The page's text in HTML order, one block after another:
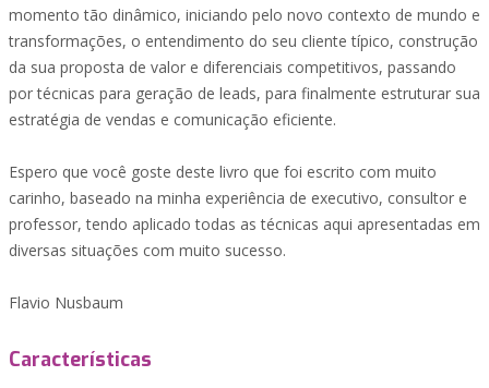
momento tão dinâmico, iniciando pelo novo contexto de mundo e
transformações, o entendimento do seu cliente típico, construção
da sua proposta de valor e diferenciais competitivos, passando
por técnicas para geração de leads, para finalmente estruturar sua
estratégia de vendas e comunicação eficiente.
Espero que você goste deste livro que foi escrito com muito
carinho, baseado na minha experiência de executivo, consultor e
professor, tendo aplicado todas as técnicas aqui apresentadas em
diversas situações com muito sucesso.
Flavio Nusbaum
Características